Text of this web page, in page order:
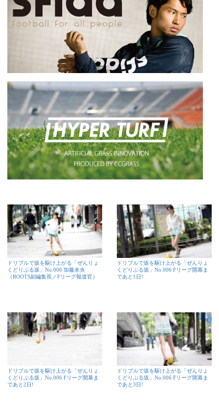
ドリブルで坂を駆け上がる「ぜんりょ
くどりぶる坂」No.006 加藤未央
（ROOTS副編集長／Fリーグ報道官）
ドリブルで坂を駆け上がる「ぜんりょ
くどりぶる坂」No.006 Fリーグ開幕ま
であと1日!
ドリブルで坂を駆け上がる「ぜんりょ
くどりぶる坂」No.006 Fリーグ開幕ま
であと2日!
ドリブルで坂を駆け上がる「ぜんりょ
くどりぶる坂」No.006 Fリーグ開幕ま
であと3日!